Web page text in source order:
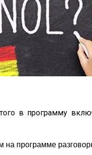
в программу
программе